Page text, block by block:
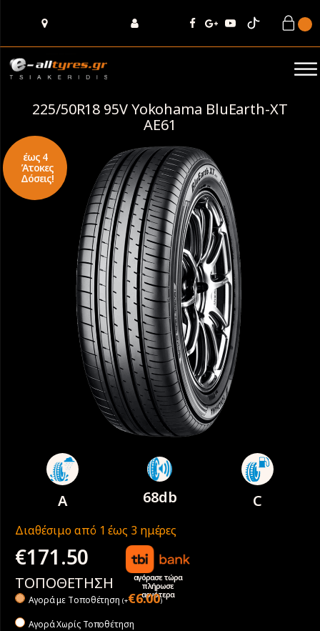
225/50R18 95V Yokohama BluEarth-XT
AE61
έως 4
Άτοκες
Δόσεις!
A 68db C
Διαθέσιμο από 1 έως 3 ημέρες
€171.50
αγόρασε τώρα
πλήρωσε
αργότερα
ΤΟΠΟΘΕΤΗΣΗ
Αγορά με Tοποθέτηση (+€6.00)
Αγορά Χωρίς Τοποθέτηση